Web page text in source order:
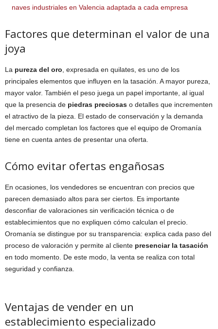
naves industriales en Valencia adaptada a cada empresa
Factores que determinan el valor de una
joya
La pureza del oro , expresada en quilates, es uno de los
principales elementos que influyen en la tasación. A mayor pureza,
mayor valor. También el peso juega un papel importante, al igual
que la presencia de piedras preciosas o detalles que incrementen
el atractivo de la pieza. El estado de conservación y la demanda
del mercado completan los factores que el equipo de Oromanía
tiene en cuenta antes de presentar una oferta.
Cómo evitar ofertas engañosas
En ocasiones, los vendedores se encuentran con precios que
parecen demasiado altos para ser ciertos. Es importante
desconfiar de valoraciones sin verificación técnica o de
establecimientos que no expliquen cómo calculan el precio.
Oromanía se distingue por su transparencia: explica cada paso del
proceso de valoración y permite al cliente presenciar la tasación
en todo momento. De este modo, la venta se realiza con total
seguridad y confianza.
Ventajas de vender en un
establecimiento especializado